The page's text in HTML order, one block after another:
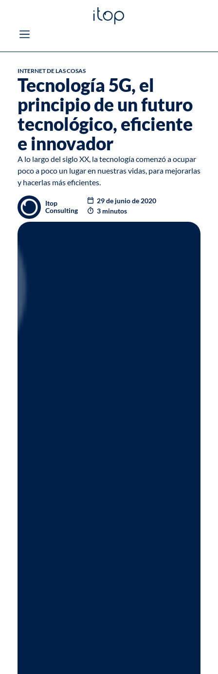
INTERNET DE LAS COSAS
Tecnología 5G, el
principio de un futuro
tecnológico, eficiente
e innovador
A lo largo del siglo XX, la tecnología comenzó a ocupar
poco a poco un lugar en nuestras vidas, para mejorarlas
y hacerlas más eficientes.
Itop
Consulting
29 de junio de 2020
3 minutos